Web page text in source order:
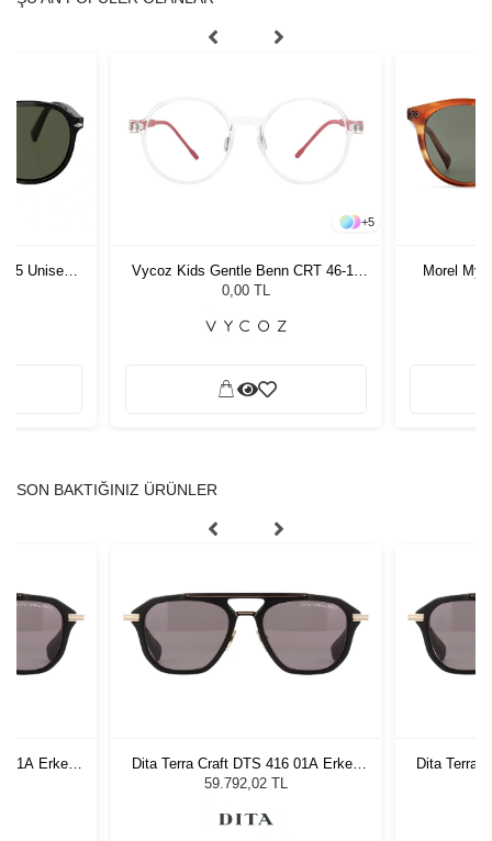
55 Unisex
+5
Vycoz Kids Gentle Benn CRT 46-17
135
0,00 TL
Morel
SON BAKTIĞINIZ ÜRÜNLER
01A Erkek
Dita Terra Craft DTS 416 01A Erkek
Güneş Gözlüğü
59.792,02 TL
Dita Terra